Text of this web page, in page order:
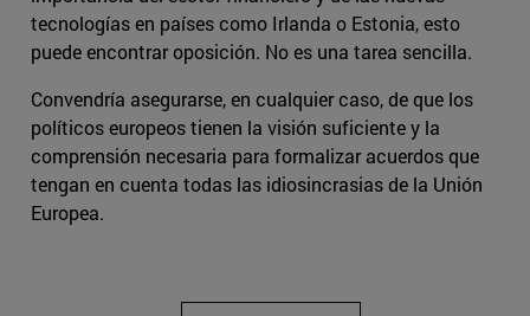
tecnologías en países como Irlanda o Estonia, esto
puede encontrar oposición. No es una tarea sencilla.
Convendría asegurarse, en cualquier caso, de que los
políticos europeos tienen la visión suficiente y la
comprensión necesaria para formalizar acuerdos que
tengan en cuenta todas las idiosincrasias de la Unión
Europea.